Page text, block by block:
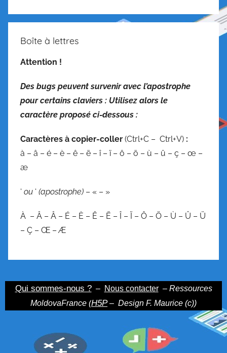
Boîte à lettres
Attention !
Des bugs peuvent survenir avec l’apostrophe
pour certains claviers : Utilisez alors le
caractère proposé ci-dessous :
Caractères à copier-coller (Ctrl+C – Ctrl+V) :
à – â – é – è – ê – ë – î – ï – ô – ö – ù – û – ç – œ –
æ
‘ ou ‘ (apostrophe) – « – »
À – Â – Â – É – È – Ê – Ë – Î – Ï – Ô – Ö – Ù – Û – Ü
– Ç – Œ – Æ
Qui sommes-nous ? – Nous contacter – Ressources
MoldovaFrance (H5P– Design F. Maurice (c))